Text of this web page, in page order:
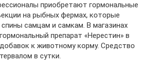
приобретают гормональные
на рыбных фермах, которые
самцам и самкам. В магазинах
препарат «Нерестин» в
к животному корму. Средство
в сутки.